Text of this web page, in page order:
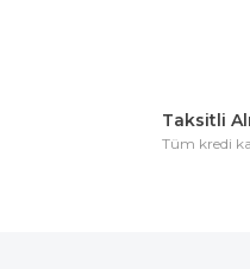
Taksitli
Tüm kredi